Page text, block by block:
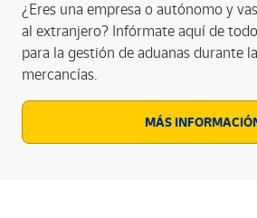
¿Eres una empresa o autónomo y
al extranjero? Infórmate aquí de
para la gestión de aduanas durante
mercancías.
MÁS